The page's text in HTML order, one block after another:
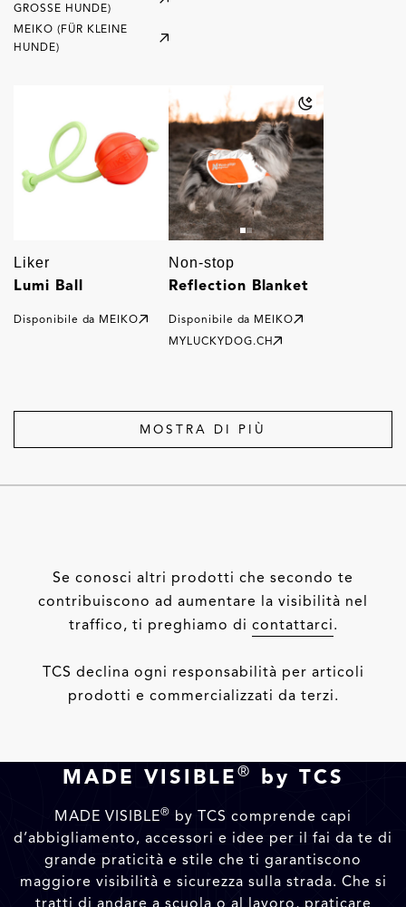
GROSSE HUNDE)
MEIKO (FÜR KLEINE
HUNDE)
Liker
Lumi Ball
Disponibile da MEIKO
Non-stop
Reflection Blanket
Disponibile da MEIKO
MYLUCKYDOG.CH
MOSTRA DI PIÙ
Se conosci altri prodotti che secondo te
contribuiscono ad aumentare la visibilità nel
traffico, ti preghiamo di contattarci.
TCS declina ogni responsabilità per articoli
prodotti e commercializzati da terzi.
MADE VISIBLE ® by TCS
MADE VISIBLE® by TCS comprende capi
d’abbigliamento, accessori e idee per il fai da te di
grande praticità e stile che ti garantiscono
maggiore visibilità e sicurezza sulla strada. Che si
tratti di andare a scuola o al lavoro, praticare